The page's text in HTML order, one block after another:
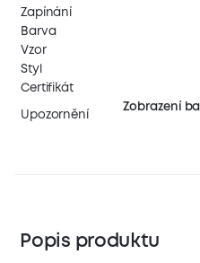
Zapínání
Barva
Vzor
Styl
Certifikát
Upozornění
Zobrazení
Popis produktu